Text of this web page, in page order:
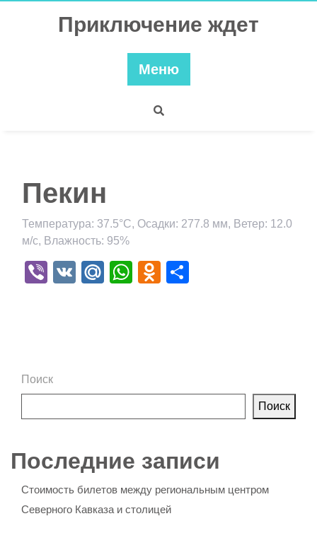
Приключение ждет
Меню
Пекин
Температура: 37.5°C, Осадки: 277.8 мм, Ветер: 12.0
м/с, Влажность: 95%
Viber
VK Mail.Ru
WhatsApp
Odnoklassniki
Поиск
Поиск
Последние записи
Стоимость билетов между региональным центром
Северного Кавказа и столицей